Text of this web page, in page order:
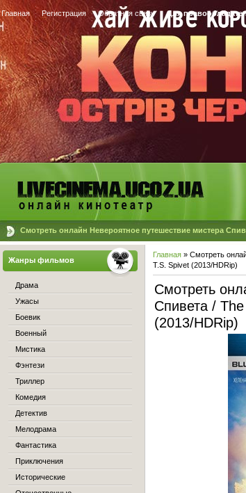
Главная Регистрация Обратная связь Для
Смотреть онлайн Невероятное путешествие мистера
Главная» Смотреть
T.S. Spivet (2013/HDRip)
Смотреть
Спивета /
(2013/HDRip)
Жанры фильмов
Драма
Ужасы
Боевик
Военный
Мистика
Фэнтези
Триллер
Комедия
Детектив
Мелодрама
Фантастика
Приключения
Исторические